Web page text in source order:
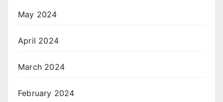
May 2024
April 2024
March 2024
February 2024